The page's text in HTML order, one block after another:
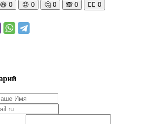
😆 0 😡 0 🤔 0 🙈 0 🧘‍♀️ 0